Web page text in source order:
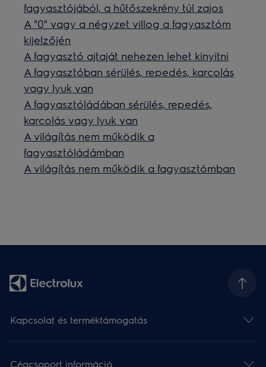
fagyasztójából, a hűtőszekrény túl zajos
A "0" vagy a négyzet villog a fagyasztóm
kijelzőjén
A fagyasztó ajtaját nehezen lehet kinyitni
A fagyasztóban sérülés, repedés, karcolás
vagy lyuk van
A fagyasztóládában sérülés, repedés,
karcolás vagy lyuk van
A világítás nem működik a
fagyasztóládámban
A világítás nem működik a fagyasztómban
Kapcsolat és terméktámogatás
Cégcsoport információ